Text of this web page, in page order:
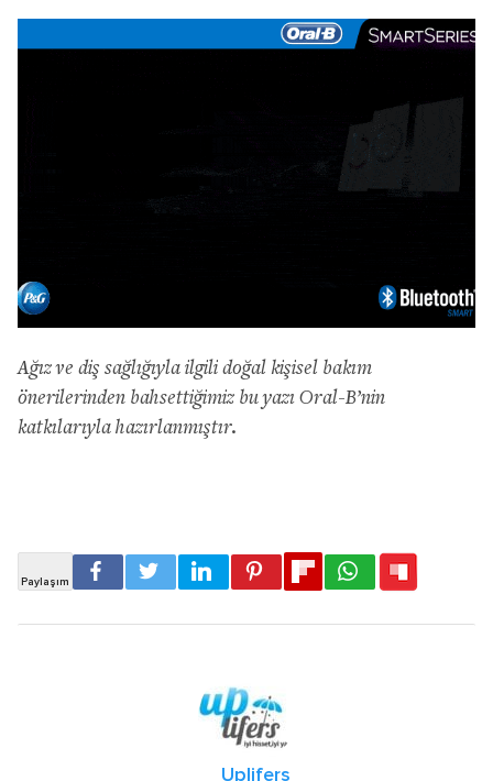
Ağız ve diş sağlığıyla ilgili doğal kişisel bakım
önerilerinden bahsettiğimiz bu yazı Oral-B’nin
katkılarıyla hazırlanmıştır.
Uplifers